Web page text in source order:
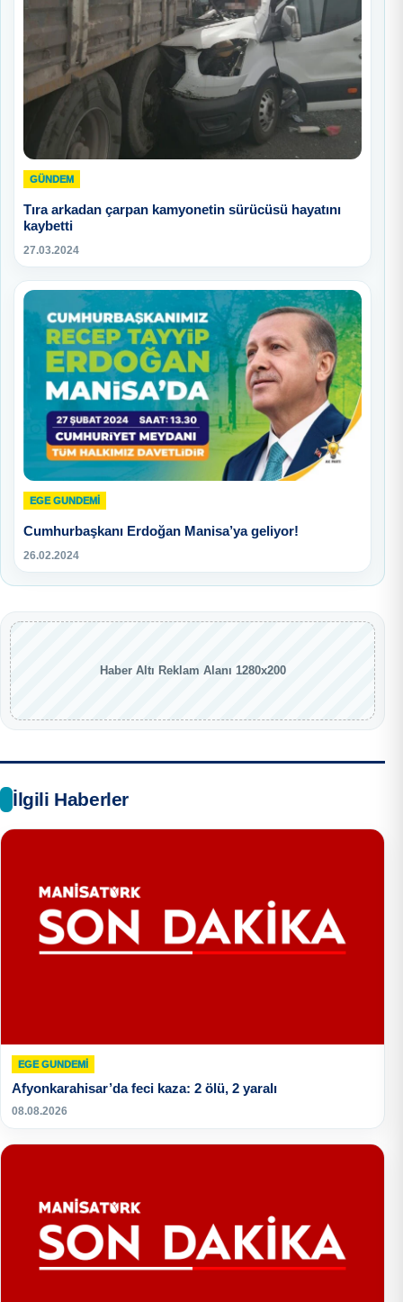
GÜNDEM
Tıra arkadan çarpan kamyonetin sürücüsü hayatını
kaybetti
27.03.2024
EGE GUNDEMİ
Cumhurbaşkanı Erdoğan Manisa’ya geliyor!
26.02.2024
Haber Altı Reklam Alanı 1280x200
İlgili Haberler
EGE GUNDEMİ
Afyonkarahisar’da feci kaza: 2 ölü, 2 yaralı
08.08.2026